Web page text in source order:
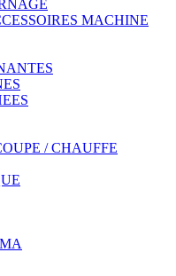
MACHINE
/ CHAUFFE